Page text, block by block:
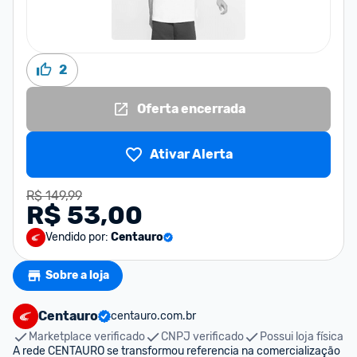
2
Oferta encerrada
Ativar Alerta
R$ 149,99
R$ 53,00
Vendido por: Centauro
Sobre a loja
Centauro
centauro.com.br
Marketplace verificado
CNPJ verificado
Possui loja física
A rede CENTAURO se transformou referencia na comercialização